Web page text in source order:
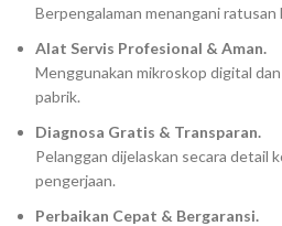
Berpengalaman menangani ratusan
Alat Servis Profesional & Aman.
Menggunakan mikroskop digital
pabrik.
Diagnosa Gratis & Transparan.
Pelanggan dijelaskan secara detail
pengerjaan.
Perbaikan Cepat & Bergaransi.